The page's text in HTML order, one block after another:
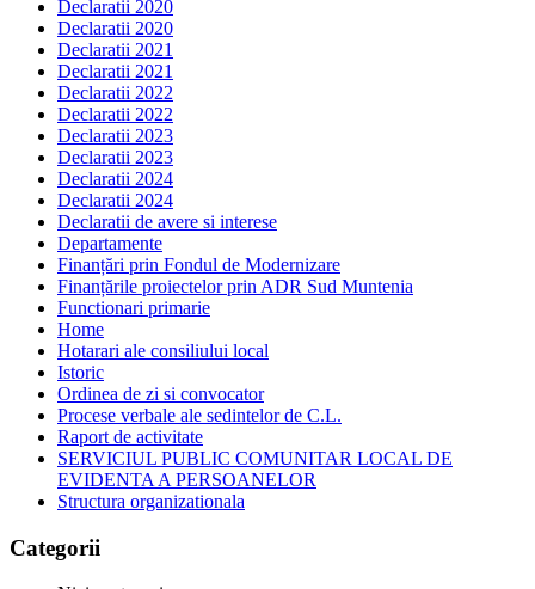
Declaratii 2020
Declaratii 2020
Declaratii 2021
Declaratii 2021
Declaratii 2022
Declaratii 2022
Declaratii 2023
Declaratii 2023
Declaratii 2024
Declaratii 2024
Declaratii de avere si interese
Departamente
Finanțări prin Fondul de Modernizare
Finanțările proiectelor prin ADR Sud Muntenia
Functionari primarie
Home
Hotarari ale consiliului local
Istoric
Ordinea de zi si convocator
Procese verbale ale sedintelor de C.L.
Raport de activitate
SERVICIUL PUBLIC COMUNITAR LOCAL DE
EVIDENTA A PERSOANELOR
Structura organizationala
Categorii